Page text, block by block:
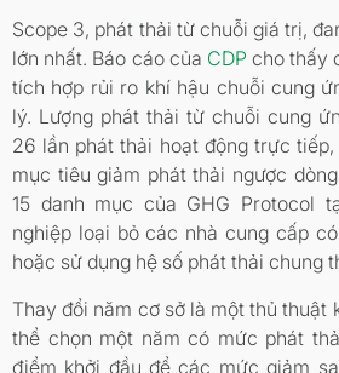
Scope 3, phát thải từ chuỗi giá trị,
lớn nhất. Báo cáo của CDP cho thấy
tích hợp rủi ro khí hậu chuỗi cung
lý. Lượng phát thải từ chuỗi cung
26 lần phát thải hoạt động trực
mục tiêu giảm phát thải ngược dòng
15 danh mục của GHG Protocol
nghiệp loại bỏ các nhà cung cấp
hoặc sử dụng hệ số phát thải chung
Thay đổi năm cơ sở là một thủ thuật
thể chọn một năm có mức phát
điểm khởi đầu để các mức giảm